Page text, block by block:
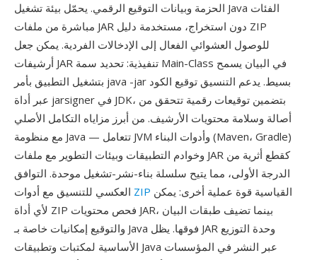
الحزمة وبيانات التوقيع الرقمي. يحمّل بيئة تشغيل Java الفئات
مباشرة من ملفات JAR دون استخراج، مستخدمة دليل ZIP
للوصول العشوائي الفعال إلى الإدخالات الفردية. يمكن جعل
أرشيفات JAR تنفيذية: تحديد سمة Main-Class في البيان يسمح
بتشغيل التطبيق بأمر java -jar بسيط. يدعم التنسيق توقيع الكود
عبر أداة jarsigner في JDK، بتضمين توقيعات رقمية تتحقق من
أصالة وسلامة محتويات الأرشيف. من أبرز مزاياه التكامل الأصلي
مع منظومة Java — تتعامل JVM وأدوات البناء (Maven، Gradle)
وخوادم التطبيقات وبيئات التطوير مع ملفات JAR كقطع أثرية من
الدرجة الأولى، مما يتيح سلسلة بناء-نشر-تشغيل موحدة. التوافق
ZIP
لأي أداة ZIP فحص محتويات JAR، بينما تضيف طبقات البيان
والتوقيع إمكانيات خاصة بـ Java فوقها. يظل JAR وحدة التوزيع
الأساسية لمكتبات وتطبيقات Java عبر النشر في المؤسسات